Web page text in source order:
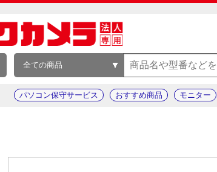
全ての商品
パソコン保守サービス おすすめ商品 モニター